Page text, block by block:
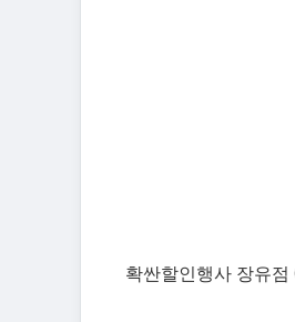
확싼할인행사 장유